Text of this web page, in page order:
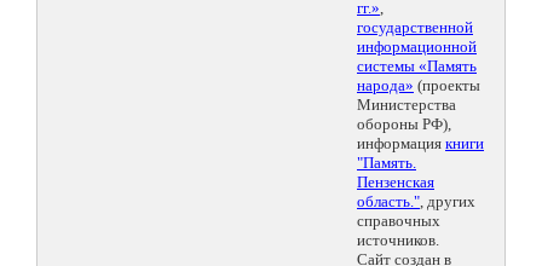
гг.»,
государственной
информационной
системы «Память
народа» (проекты
Министерства
обороны РФ),
информация книги
"Память.
Пензенская
область.", других
справочных
источников.
Сайт создан в